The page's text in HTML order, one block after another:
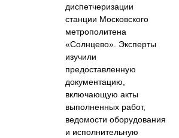
диспетчеризации
станции Московского
метрополитена
«Солнцево». Эксперты
изучили
предоставленную
документацию,
включающую акты
выполненных работ,
ведомости оборудования
и исполнительную